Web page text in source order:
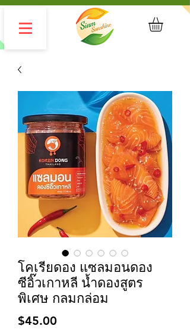
โคเรียดอง แซลมอนดอง
ซีอิ๊วเกาหลี น้ำดองสูตร
พิเศษ กลมกล่อม
$45.00